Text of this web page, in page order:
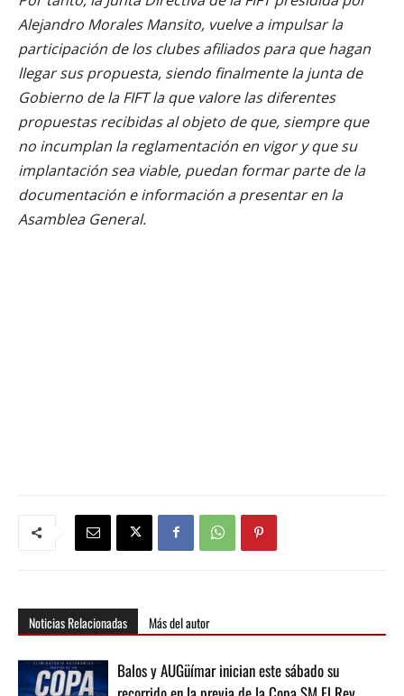
Alejandro Morales Mansito, vuelve a impulsar la
participación de los clubes afiliados para que hagan
llegar sus propuesta, siendo finalmente la junta de
Gobierno de la FIFT la que valore las diferentes
propuestas recibidas al objeto de que, siempre que
no incumplan la reglamentación en vigor y que su
implantación sea viable, puedan formar parte de la
documentación e información a presentar en la
Asamblea General.
Noticias Relacionadas Más del autor
Balos y AUGüímar inician este sábado su